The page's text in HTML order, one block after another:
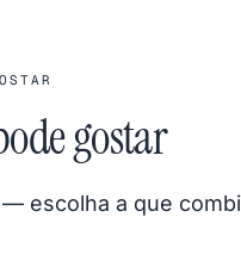
gostar
escolha a que